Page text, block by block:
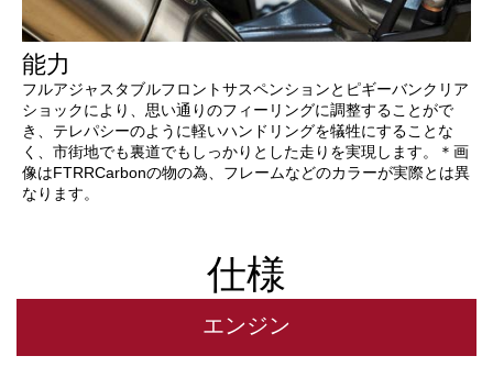
能力
フルアジャスタブルフロントサスペンションとピギーバンクリア
ショックにより、思い通りのフィーリングに調整することがで
き、テレパシーのように軽いハンドリングを犠牲にすることな
く、市街地でも裏道でもしっかりとした走りを実現します。＊画
像はFTRRCarbonの物の為、フレームなどのカラーが実際とは異
なります。
仕様
エンジン